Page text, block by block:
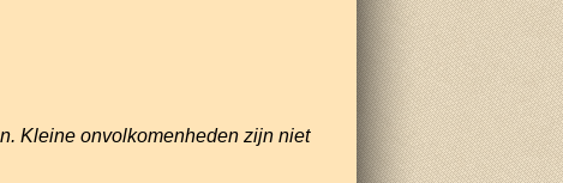
Kleine onvolkomenheden zijn niet